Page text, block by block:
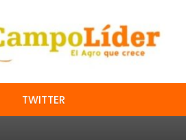
TWITTER